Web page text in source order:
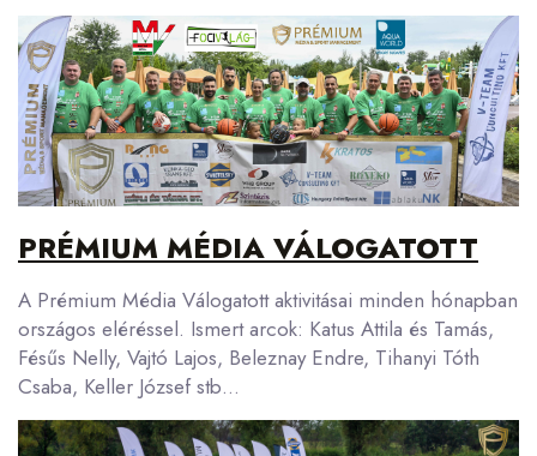
PRÉMIUM MÉDIA VÁLOGATOTT
A Prémium Média Válogatott aktivitásai minden hónapban
országos eléréssel. Ismert arcok: Katus Attila és Tamás,
Fésűs Nelly, Vajtó Lajos, Beleznay Endre, Tihanyi Tóth
Csaba, Keller József stb…